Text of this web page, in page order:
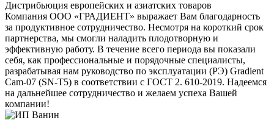
Дистрибьюция европейских и азиатских товаров
Компания ООО «ГРАДИЕНТ» выражает Вам благодарность
за продуктивное сотрудничество. Несмотря на короткий срок
партнерства, мы смогли наладить плодотворную и
эффективную работу. В течение всего периода вы показали
себя, как профессиональные и порядочные специалисты,
разрабатывая нам руководство по эксплуатации (РЭ) Gradient
Cam-07 (SN-T5) в соответствии с ГОСТ 2. 610-2019. Надеемся
на дальнейшее сотрудничество и желаем успеха Вашей
компании!